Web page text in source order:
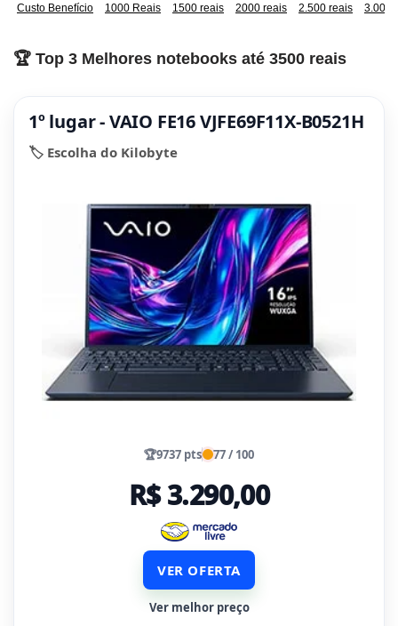
Custo Benefício 1000 Reais 1500 reais 2000 reais 2.500 reais 3.000
🏆 Top 3 Melhores notebooks até 3500 reais
1º lugar - VAIO FE16 VJFE69F11X-B0521H
🏷️ Escolha do Kilobyte
🏆9737 pts 77 / 100
R$ 3.290,00
VER OFERTA
Ver melhor preço